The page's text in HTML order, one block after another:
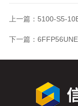
上一篇： 5100-S5-
下一篇：